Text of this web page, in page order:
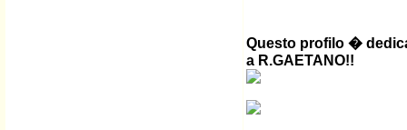
Questo profilo �
a R.GAETANO!!